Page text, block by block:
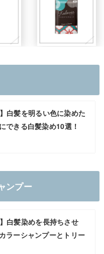
】白髪を明るい色に染めた
できる白髪染め10選！
ンプー
】白髪染めを長持ちさせ
ラーシャンプーとトリー